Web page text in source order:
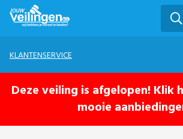
KLANTENSERVICE
Deze veiling is afgelopen! Klik
mooie